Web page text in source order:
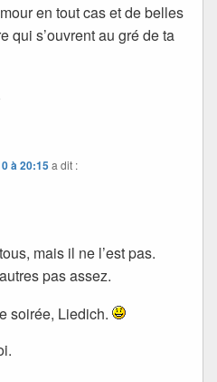
en tout cas et de belles
qui s’ouvrent au gré de ta
à 20:15a dit :
mais il ne l’est pas.
pas assez.
soirée, Liedich.